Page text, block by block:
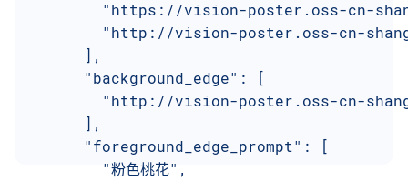
"https://vision-poster.oss-cn-
"http://vision-poster.oss-cn-
      ],
      "background_edge": [
"http://vision-poster.oss-cn-
      ],
      "foreground_edge_prompt": [
        "粉色桃花",